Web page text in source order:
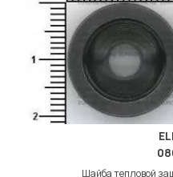
Шайба тепловой